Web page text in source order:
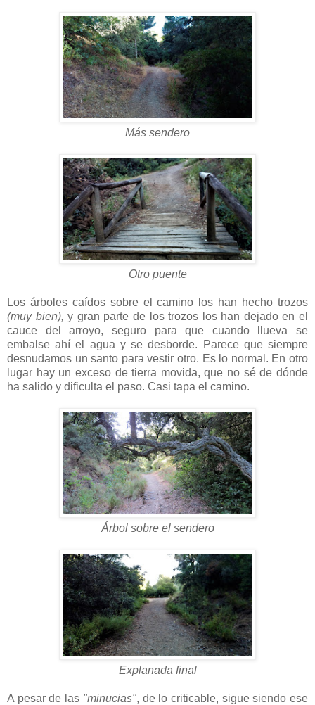
Más sendero
Otro puente
Los árboles caídos sobre el camino los han hecho trozos
(muy bien),y gran parte de los trozos los han dejado en el
cauce del arroyo, seguro para que cuando llueva se
embalse ahí el agua y se desborde. Parece que siempre
desnudamos un santo para vestir otro. Es lo normal. En otro
lugar hay un exceso de tierra movida, que no sé de dónde
ha salido y dificulta el paso. Casi tapa el camino.
Árbol sobre el sendero
Explanada final
A pesar de las "minucias", de lo criticable, sigue siendo ese